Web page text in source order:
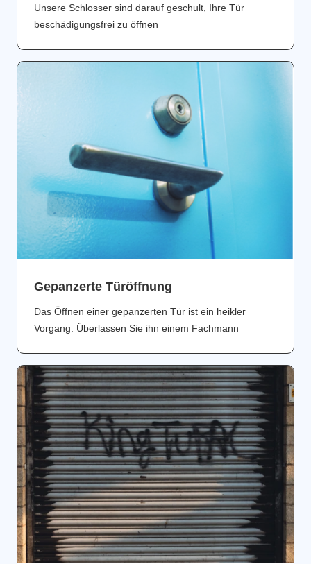
Unsere Schlosser sind darauf geschult, Ihre Tür
beschädigungsfrei zu öffnen
Gepanzerte Türöffnung
Das Öffnen einer gepanzerten Tür ist ein heikler
Vorgang. Überlassen Sie ihn einem Fachmann